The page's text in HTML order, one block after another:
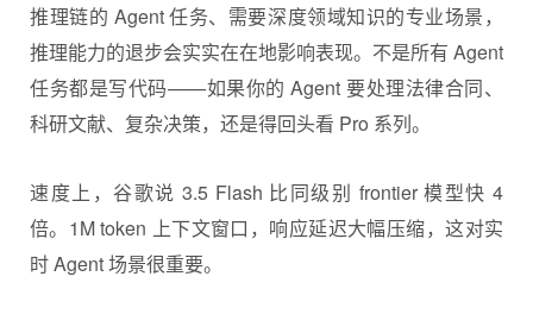
推理链的 Agent 任务、需要深度领域知识的专业场景，
推理能力的退步会实实在在地影响表现。不是所有 Agent
任务都是写代码——如果你的 Agent 要处理法律合同、
科研文献、复杂决策，还是得回头看 Pro 系列。
速度上，谷歌说 3.5 Flash 比同级别 frontier 模型快 4
倍。1M token 上下文窗口，响应延迟大幅压缩，这对实
时 Agent 场景很重要。